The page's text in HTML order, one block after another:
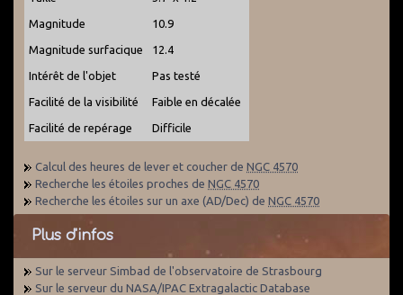
Magnitude 10.9
Magnitude surfacique 12.4
Intérêt de l'objet Pas testé
Facilité de la visibilité Faible en décalée
Facilité de repérage Difficile
Calcul des heures de lever et coucher de NGC 4570
Recherche les étoiles proches de NGC 4570
Recherche les étoiles sur un axe (AD/Dec) de NGC 4570
Plus d'infos
Sur le serveur Simbad de l'observatoire de Strasbourg
Sur le serveur du NASA/IPAC Extragalactic Database